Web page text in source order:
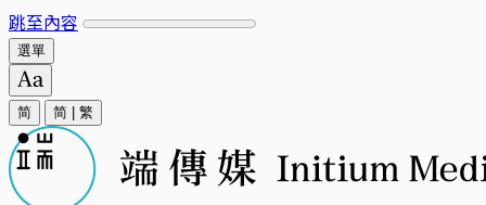
跳至內容
選單
简 简 繁